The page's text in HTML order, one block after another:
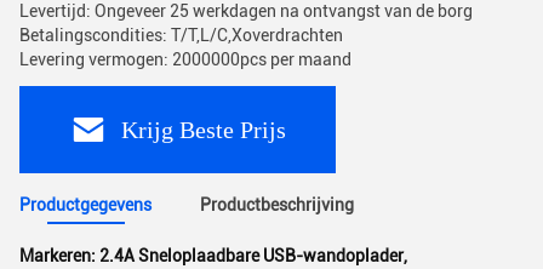
Levertijd: Ongeveer 25 werkdagen na ontvangst van de borg
Betalingscondities: T/T,L/C,Xoverdrachten
Levering vermogen: 2000000pcs per maand
Krijg Beste Prijs
Productgegevens Productbeschrijving
Markeren: 2.4A Sneloplaadbare USB-wandoplader,